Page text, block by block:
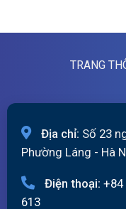
TRANG
Địa chỉ: Số 23
Phường Láng - Hà
Điện thoại: +84
613